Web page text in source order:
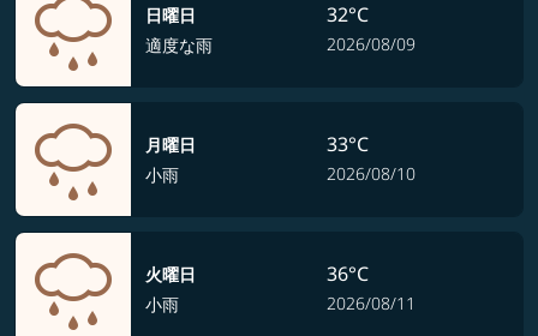
日曜日
適度な雨
32°C
2026/08/09
月曜日
小雨
33°C
2026/08/10
火曜日
小雨
36°C
2026/08/11